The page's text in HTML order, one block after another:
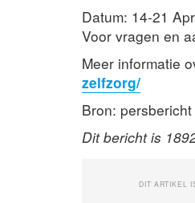
Datum: 14-21
Voor vragen en
Meer informatie
zelfzorg/
Bron: persbericht
Dit bericht is
DIT ARTIKEL